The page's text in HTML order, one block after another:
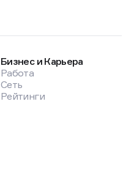
Бизнес и Карьера
Работа
Сеть
Рейтинги